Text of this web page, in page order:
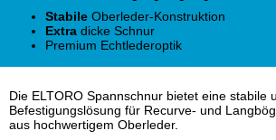
Stabile Oberleder-Konstruktion
Extra dicke Schnur
Premium Echtlederoptik
Die ELTORO Spannschnur bietet eine stabile
Befestigungslösung für Recurve- und
aus hochwertigem Oberleder.